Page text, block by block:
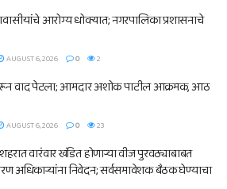
आरोग्य धोक्यात; नगरपालिका प्रशासनाचे
AUGUST 6, 2026 0 2
वाद पेटला; आमदार अशोक पाटील आक्रमक, आठ
AUGUST 6, 2026 0 23
वारंवार खंडित होणाऱ्या वीज पुरवठ्याबाबत
अधिकाऱ्यांना निवेदन; सर्वसमावेशक बैठक घेण्याचा